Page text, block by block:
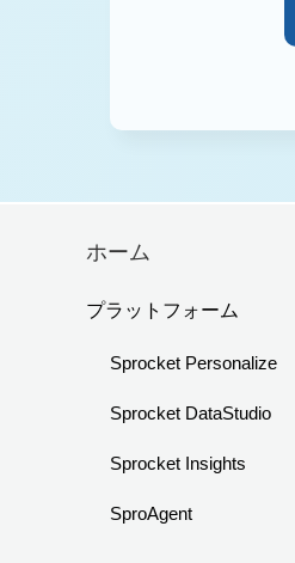
ホーム
プラットフォーム
Sprocket Personalize
Sprocket DataStudio
Sprocket Insights
SproAgent